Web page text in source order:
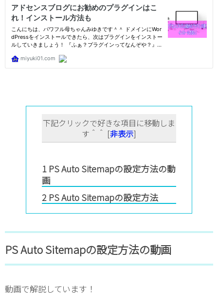
下記クリックで好きな項目に移動しま
す＾＾ [非表示]
1PS Auto Sitemapの設定方法の動
画
2PS Auto Sitemapの設定方法
PS Auto Sitemapの設定方法の動画
動画で解説しています！